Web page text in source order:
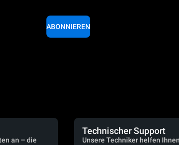
ABONNIEREN
an – die
Technischer Support
Unsere Techniker helfen